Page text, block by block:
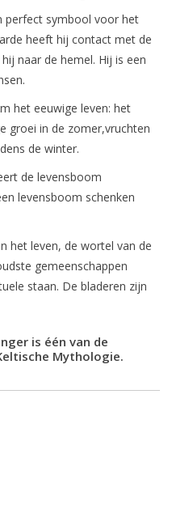
perfect symbool voor het
heeft hij contact met de
naar de hemel. Hij is een
het eeuwige leven: het
groei in de zomer,vruchten
de winter.
de levensboom
levensboom schenken
het leven, de wortel van de
gemeenschappen
staan. De bladeren zijn
is één van de
Mythologie.